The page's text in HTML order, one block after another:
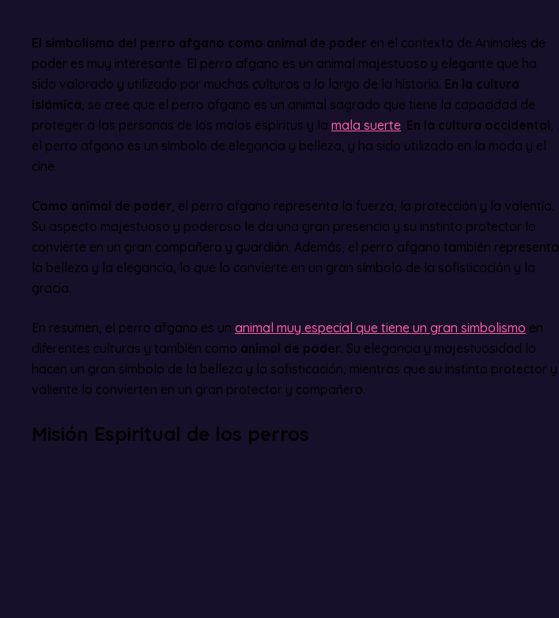
El simbolismo del perro afgano como animal de poder en el contexto de Animales de
poder es muy interesante. El perro afgano es un animal majestuoso y elegante que ha
sido valorado y utilizado por muchas culturas a lo largo de la historia. En la cultura
islámica, se cree que el perro afgano es un animal sagrado que tiene la capacidad de
proteger a las personas de los malos espíritus y la mala suerte. En la cultura occidental,
el perro afgano es un símbolo de elegancia y belleza, y ha sido utilizado en la moda y el
cine.
Como animal de poder, el perro afgano representa la fuerza, la protección y la valentía.
Su aspecto majestuoso y poderoso le da una gran presencia y su instinto protector lo
convierte en un gran compañero y guardián. Además, el perro afgano también representa
la belleza y la elegancia, lo que lo convierte en un gran símbolo de la sofisticación y la
gracia.
En resumen, el perro afgano es un animal muy especial que tiene un gran simbolismo en
diferentes culturas y también como animal de poder. Su elegancia y majestuosidad lo
hacen un gran símbolo de la belleza y la sofisticación, mientras que su instinto protector y
valiente lo convierten en un gran protector y compañero.
Misión Espiritual de los perros